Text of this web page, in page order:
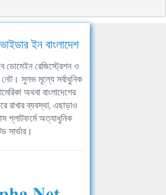
ইন বাংলাদেশ
ডোমেইন রেজিস্ট্রেশন ও
সুলভ মূল্যে সর্বাধুনিক
অথবা বাংলাদেশের
রাখার ব্যবস্থা, এছাড়াও
প্লাটফর্মে অত্যাধুনিক
সার্ভার।